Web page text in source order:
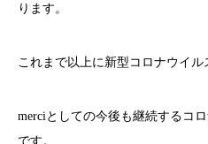
ります。
これまで以上に新型コロナウイル
merciとしての今後も継続するコ
です。